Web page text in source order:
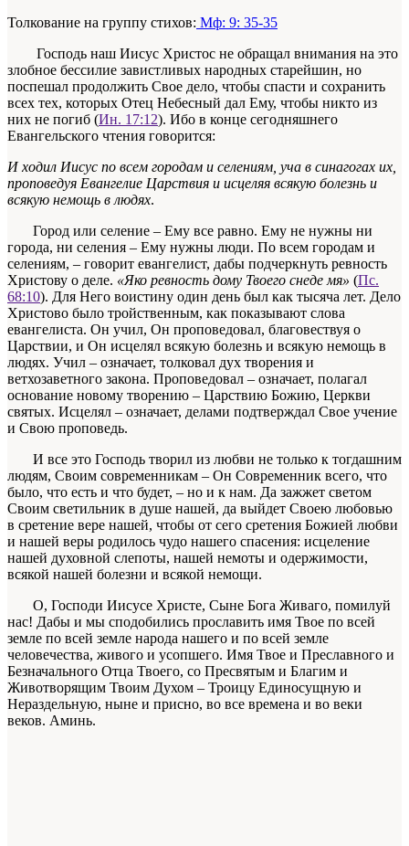
Толкование на группу стихов: Мф: 9: 35-35
Господь наш Иисус Христос не обращал внимания на это
злобное бессилие завистливых народных старейшин, но
поспешал продолжить Свое дело, чтобы спасти и сохранить
всех тех, которых Отец Небесный дал Ему, чтобы никто из
них не погиб (Ин. 17:12). Ибо в конце сегодняшнего
Евангельского чтения говорится:
И ходил Иисус по всем городам и селениям, уча в синагогах их,
проповедуя Евангелие Царствия и исцеляя всякую болезнь и
всякую немощь в людях.
Город или селение – Ему все равно. Ему не нужны ни
города, ни селения – Ему нужны люди. По всем городам и
селениям, – говорит евангелист, дабы подчеркнуть ревность
Христову о деле. «Яко ревность дому Твоего снеде мя» (Пс.
68:10). Для Него воистину один день был как тысяча лет. Дело
Христово было тройственным, как показывают слова
евангелиста. Он учил, Он проповедовал, благовествуя о
Царствии, и Он исцелял всякую болезнь и всякую немощь в
людях. Учил – означает, толковал дух творения и
ветхозаветного закона. Проповедовал – означает, полагал
основание новому творению – Царствию Божию, Церкви
святых. Исцелял – означает, делами подтверждал Свое учение
и Свою проповедь.
И все это Господь творил из любви не только к тогдашним
людям, Своим современникам – Он Современник всего, что
было, что есть и что будет, – но и к нам. Да зажжет светом
Своим светильник в душе нашей, да выйдет Своею любовью
в сретение вере нашей, чтобы от сего сретения Божией любви
и нашей веры родилось чудо нашего спасения: исцеление
нашей духовной слепоты, нашей немоты и одержимости,
всякой нашей болезни и всякой немощи.
О, Господи Иисусе Христе, Сыне Бога Живаго, помилуй
нас! Дабы и мы сподобились прославить имя Твое по всей
земле по всей земле народа нашего и по всей земле
человечества, живого и усопшего. Имя Твое и Преславного и
Безначального Отца Твоего, со Пресвятым и Благим и
Животворящим Твоим Духом – Троицу Единосущную и
Нераздельную, ныне и присно, во все времена и во веки
веков. Аминь.